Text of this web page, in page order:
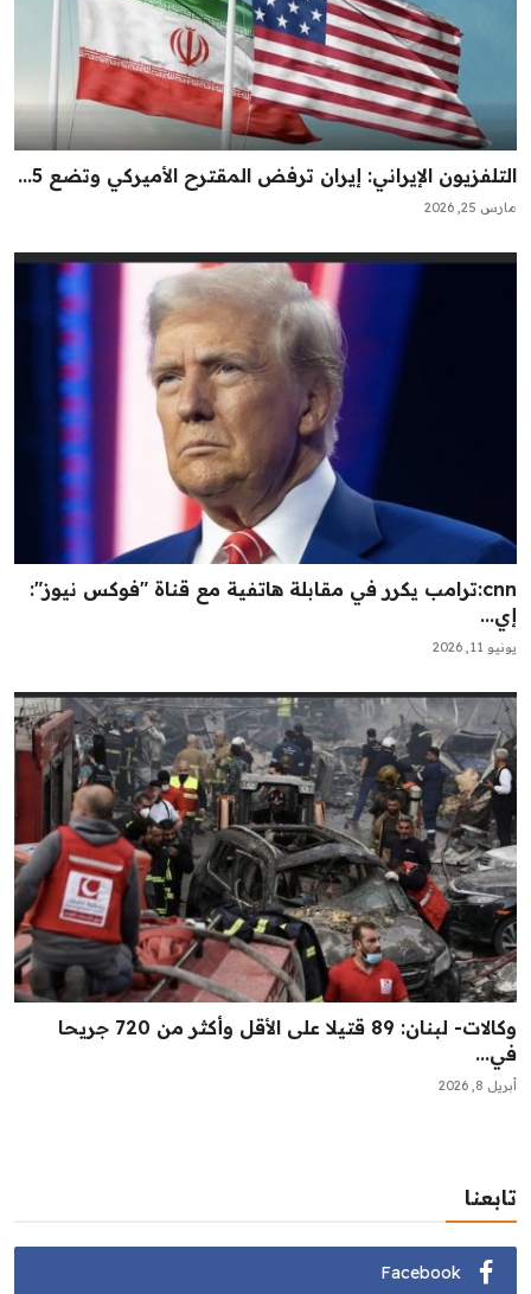
‏التلفزيون الإيراني: إيران ترفض المقترح الأميركي وتضع 5...
مارس 25, 2026
cnn:ترامب يكرر في مقابلة هاتفية مع قناة "فوكس نيوز":
إي...
يونيو 11, 2026
وكالات- لبنان: 89 قتيلا على الأقل وأكثر من 720 جريحا
في...
أبريل 8, 2026
تابعنا
Facebook